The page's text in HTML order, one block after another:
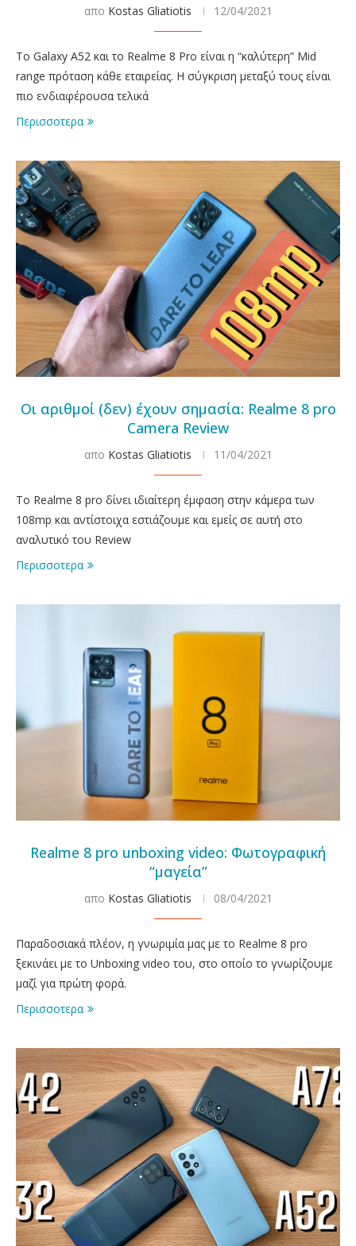
απο Kostas Gliatiotis 12/04/2021
Το Galaxy A52 και το Realme 8 Pro είναι η “καλύτερη” Mid
range πρόταση κάθε εταιρείας. Η σύγκριση μεταξύ τους είναι
πιο ενδιαφέρουσα τελικά
Περισσοτερα
Οι αριθμοί (δεν) έχουν σημασία: Realme 8 pro
Camera Review
απο Kostas Gliatiotis 11/04/2021
To Realme 8 pro δίνει ιδιαίτερη έμφαση στην κάμερα των
108mp και αντίστοιχα εστιάζουμε και εμείς σε αυτή στο
αναλυτικό του Review
Περισσοτερα
Realme 8 pro unboxing video: Φωτογραφική
“μαγεία”
απο Kostas Gliatiotis 08/04/2021
Παραδοσιακά πλέον, η γνωριμία μας με το Realme 8 pro
ξεκινάει με το Unboxing video του, στο οποίο το γνωρίζουμε
μαζί για πρώτη φορά.
Περισσοτερα